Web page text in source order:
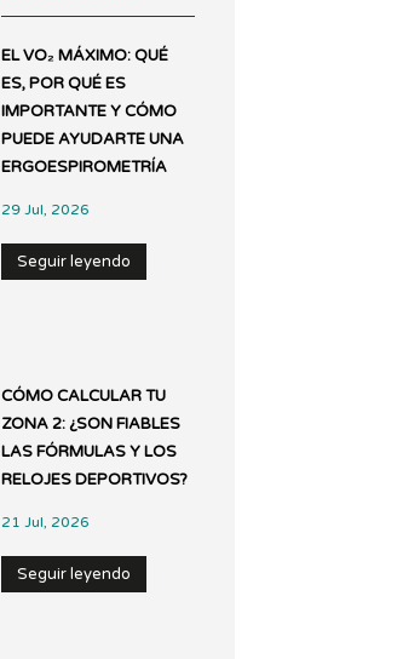
EL VO₂ MÁXIMO: QUÉ
ES, POR QUÉ ES
IMPORTANTE Y CÓMO
PUEDE AYUDARTE UNA
ERGOESPIROMETRÍA
29 Jul, 2026
Seguir leyendo
CÓMO CALCULAR TU
ZONA 2: ¿SON FIABLES
LAS FÓRMULAS Y LOS
RELOJES DEPORTIVOS?
21 Jul, 2026
Seguir leyendo